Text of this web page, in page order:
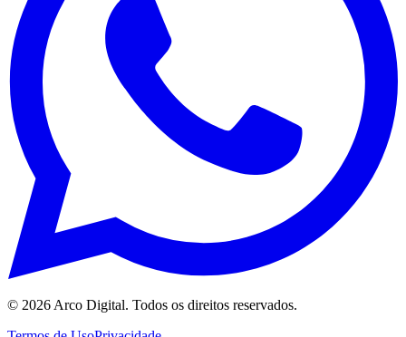
© 2026 Arco Digital. Todos os direitos reservados.